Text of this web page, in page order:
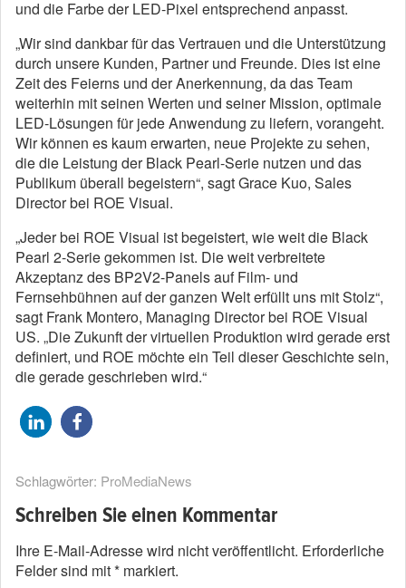
und die Farbe der LED-Pixel entsprechend anpasst.
„Wir sind dankbar für das Vertrauen und die Unterstützung
durch unsere Kunden, Partner und Freunde. Dies ist eine
Zeit des Feierns und der Anerkennung, da das Team
weiterhin mit seinen Werten und seiner Mission, optimale
LED-Lösungen für jede Anwendung zu liefern, vorangeht.
Wir können es kaum erwarten, neue Projekte zu sehen,
die die Leistung der Black Pearl-Serie nutzen und das
Publikum überall begeistern“, sagt Grace Kuo, Sales
Director bei ROE Visual.
„Jeder bei ROE Visual ist begeistert, wie weit die Black
Pearl 2-Serie gekommen ist. Die weit verbreitete
Akzeptanz des BP2V2-Panels auf Film- und
Fernsehbühnen auf der ganzen Welt erfüllt uns mit Stolz“,
sagt Frank Montero, Managing Director bei ROE Visual
US. „Die Zukunft der virtuellen Produktion wird gerade erst
definiert, und ROE möchte ein Teil dieser Geschichte sein,
die gerade geschrieben wird.“
Schlagwörter: ProMediaNews
Schreiben Sie einen Kommentar
Ihre E-Mail-Adresse wird nicht veröffentlicht. Erforderliche
Felder sind mit* markiert.